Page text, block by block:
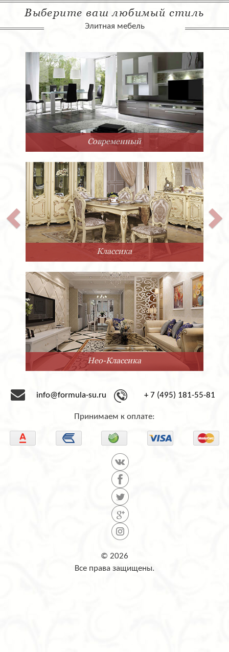
Выберите ваш любимый стиль
Элитная мебель
Современный
Классика
Нео-Классика
info@formula-su.ru + 7 (495) 181-55-81
Принимаем к оплате:
© 2026
Все права защищены.